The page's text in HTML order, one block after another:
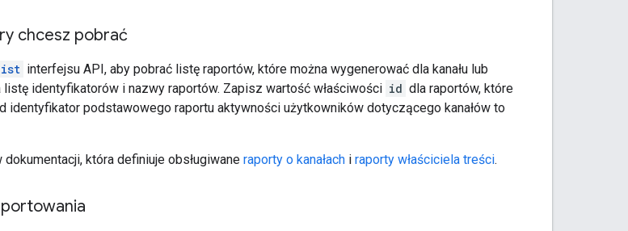
chcesz pobrać
interfejsu API, aby pobrać listę raportów, które można wygenerować dla kanału lub
listę identyfikatorów i nazwy raportów. Zapisz wartość właściwości id dla raportów, które
identyfikator podstawowego raportu aktywności użytkowników dotyczącego kanałów to
która definiuje obsługiwane raporty o kanałach i raporty właściciela treści.